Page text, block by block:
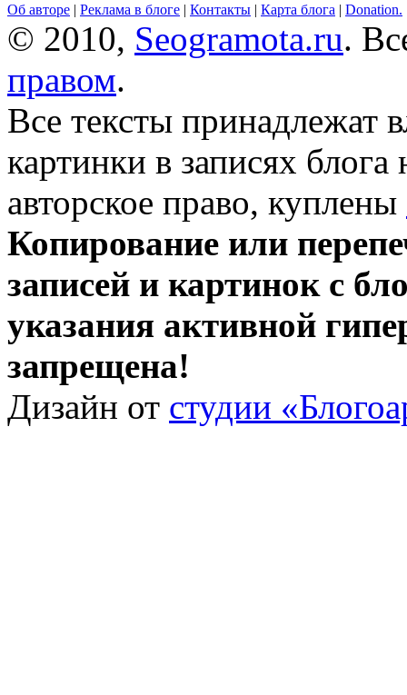
Об авторе | Реклама в блоге | Контакты | Карта блога | Donation.
© 2010, Seogramota.ru.
правом.
Все тексты принадлежат
картинки в записях
авторское право, куплены
Копирование или
записей и картинок с
указания активной
запрещена!
Дизайн от студии